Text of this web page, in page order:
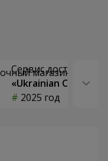
Сервис доставки
«Ukrainian Choice»
2025 год